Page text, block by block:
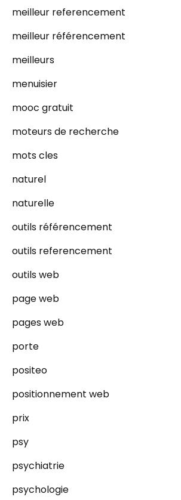
meilleur referencement
meilleur référencement
meilleurs
menuisier
mooc gratuit
moteurs de recherche
mots cles
naturel
naturelle
outils référencement
outils referencement
outils web
page web
pages web
porte
positeo
positionnement web
prix
psy
psychiatrie
psychologie